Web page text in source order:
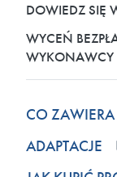
DOWIEDZ SIĘ
WYCEŃ
WYKONAWCY
CO ZAWIERA
ADAPTACJE